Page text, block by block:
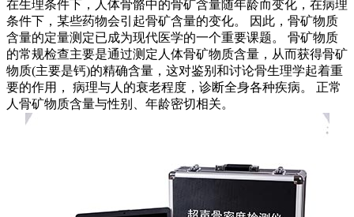
在生理条件下，人体骨骼中的骨矿含量随年龄而变化，在病理
条件下，某些药物会引起骨矿含量的变化。 因此，骨矿物质
含量的定量测定已成为现代医学的一个重要课题。 骨矿物质
的常规检查主要是通过测定人体骨矿物质含量，从而获得骨矿
物质(主要是钙)的精确含量，这对鉴别和讨论骨生理学起着重
要的作用， 病理与人的衰老程度，诊断全身各种疾病。 正常
人骨矿物质含量与性别、年龄密切相关。